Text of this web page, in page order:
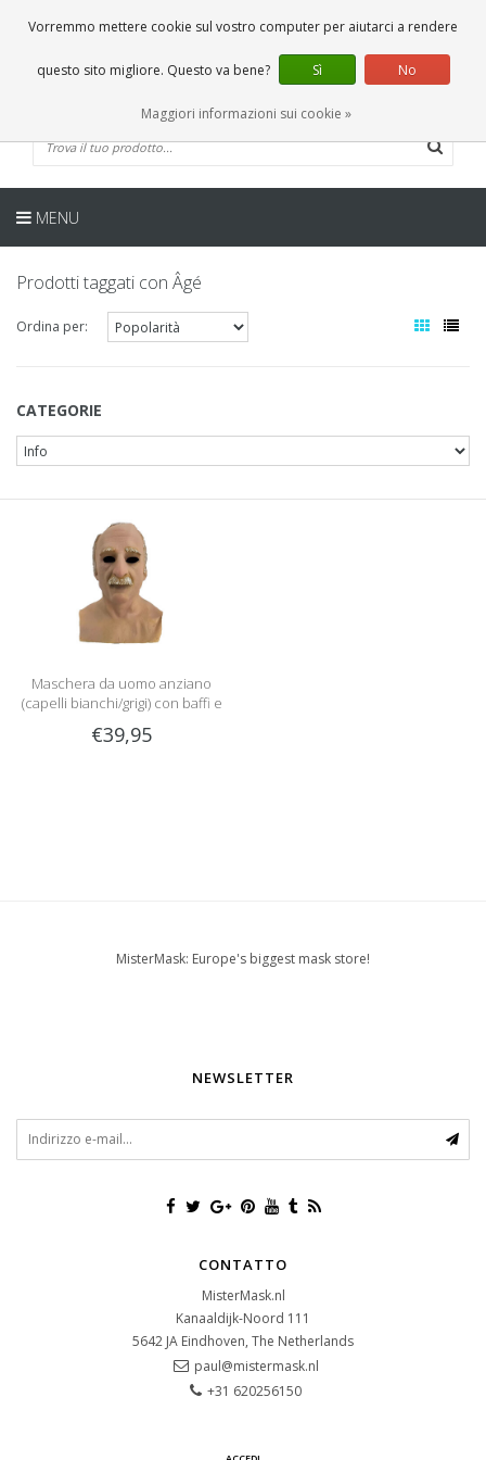
0 Articoli
IT
MENU
Prodotti taggati con Âgé
Ordina per:
CATEGORIE
Maschera da uomo anziano
(capelli bianchi/grigi) con baffi e
€39,95
MisterMask: Europe's biggest mask store!
NEWSLETTER
CONTATTO
MisterMask.nl
Kanaaldijk-Noord 111
5642 JA Eindhoven, The Netherlands
paul@mistermask.nl
+31 620256150
Vorremmo mettere cookie sul vostro computer per aiutarci a rendere
questo sito migliore. Questo va bene? Sì No
Maggiori informazioni sui cookie »